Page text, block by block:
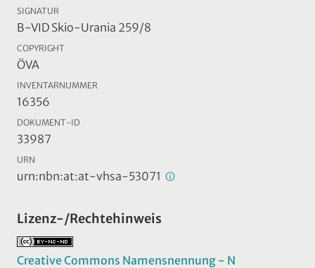
SIGNATUR
B-VID Skio-Urania 259/8
COPYRIGHT
ÖVA
INVENTARNUMMER
16356
DOKUMENT-ID
33987
URN
urn:nbn:at:at-vhsa-53071
Lizenz-/Rechtehinweis
Creative Commons Namensnennung - N